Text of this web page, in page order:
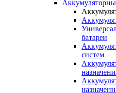
батареи
систем